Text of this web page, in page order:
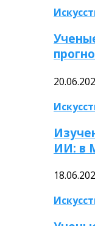
ИИ: в